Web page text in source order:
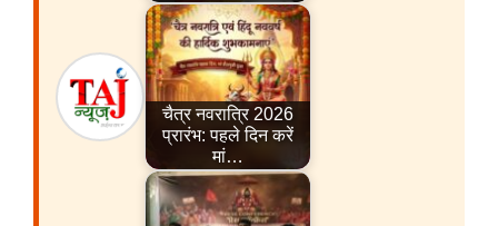
चैत्र नवरात्रि 2026
प्रारंभ: पहले दिन करें
मां…